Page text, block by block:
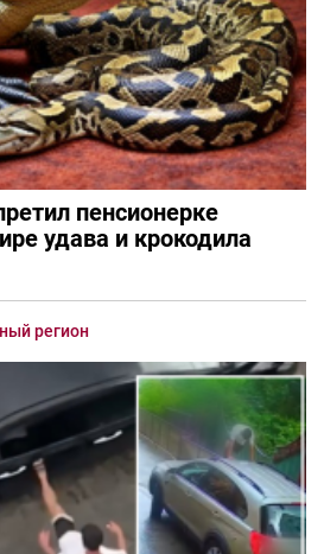
пенсионерке
удава и крокодила
регион